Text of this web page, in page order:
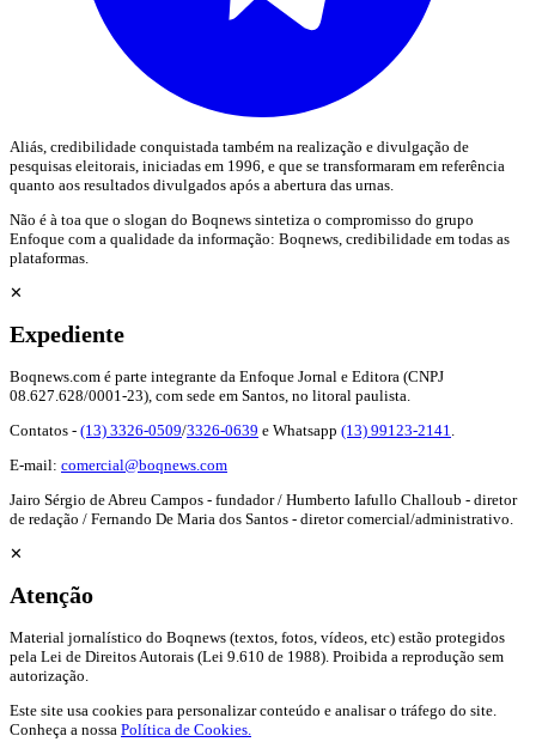
Aliás, credibilidade conquistada também na realização e divulgação de
pesquisas eleitorais, iniciadas em 1996, e que se transformaram em referência
quanto aos resultados divulgados após a abertura das urnas.
Não é à toa que o slogan do Boqnews sintetiza o compromisso do grupo
Enfoque com a qualidade da informação: Boqnews, credibilidade em todas as
plataformas.
✕
Expediente
Boqnews.com é parte integrante da Enfoque Jornal e Editora (CNPJ
08.627.628/0001-23), com sede em Santos, no litoral paulista.
Contatos - (13) 3326-0509/3326-0639 e Whatsapp (13) 99123-2141
E-mail: comercial@boqnews.com
Jairo Sérgio de Abreu Campos - fundador / Humberto Iafullo Challoub - diretor
de redação / Fernando De Maria dos Santos - diretor comercial/administrativo.
✕
Atenção
Material jornalístico do Boqnews (textos, fotos, vídeos, etc) estão protegidos
pela Lei de Direitos Autorais (Lei 9.610 de 1988). Proibida a reprodução sem
autorização.
Este site usa cookies para personalizar conteúdo e analisar o tráfego do site.
Conheça a nossa Política de Cookies.